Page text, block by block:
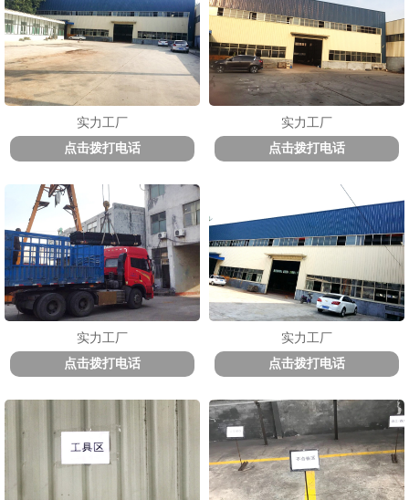
实力工厂
点击拨打电话
实力工厂
点击拨打电话
实力工厂
点击拨打电话
实力工厂
点击拨打电话